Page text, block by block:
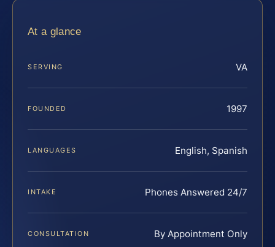
At a glance
SERVING VA
FOUNDED 1997
LANGUAGES English, Spanish
INTAKE Phones Answered 24/7
CONSULTATION By Appointment Only